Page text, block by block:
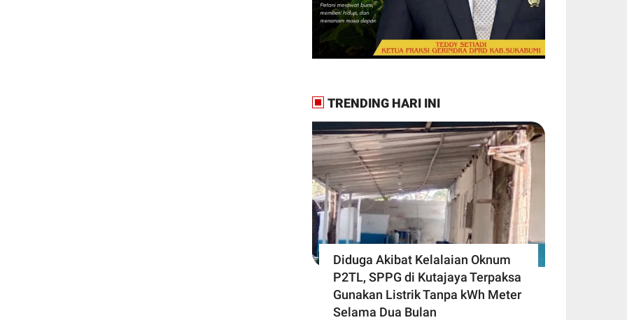
TRENDING HARI INI
Diduga Akibat Kelalaian Oknum
P2TL, SPPG di Kutajaya Terpaksa
Gunakan Listrik Tanpa kWh Meter
Selama Dua Bulan